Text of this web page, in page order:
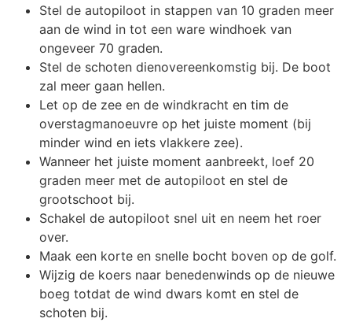
Stel de autopiloot in stappen van 10 graden meer
aan de wind in tot een ware windhoek van
ongeveer 70 graden.
Stel de schoten dienovereenkomstig bij. De boot
zal meer gaan hellen.
Let op de zee en de windkracht en tim de
overstagmanoeuvre op het juiste moment (bij
minder wind en iets vlakkere zee).
Wanneer het juiste moment aanbreekt, loef 20
graden meer met de autopiloot en stel de
grootschoot bij.
Schakel de autopiloot snel uit en neem het roer
over.
Maak een korte en snelle bocht boven op de golf.
Wijzig de koers naar benedenwinds op de nieuwe
boeg totdat de wind dwars komt en stel de
schoten bij.